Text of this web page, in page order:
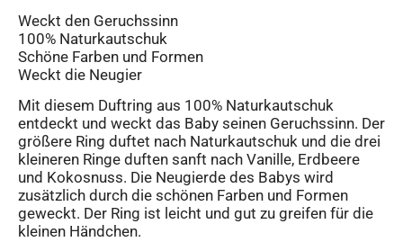
Weckt den Geruchssinn
100% Naturkautschuk
Schöne Farben und Formen
Weckt die Neugier
Mit diesem Duftring aus 100% Naturkautschuk
entdeckt und weckt das Baby seinen Geruchssinn. Der
größere Ring duftet nach Naturkautschuk und die drei
kleineren Ringe duften sanft nach Vanille, Erdbeere
und Kokosnuss. Die Neugierde des Babys wird
zusätzlich durch die schönen Farben und Formen
geweckt. Der Ring ist leicht und gut zu greifen für die
kleinen Händchen.